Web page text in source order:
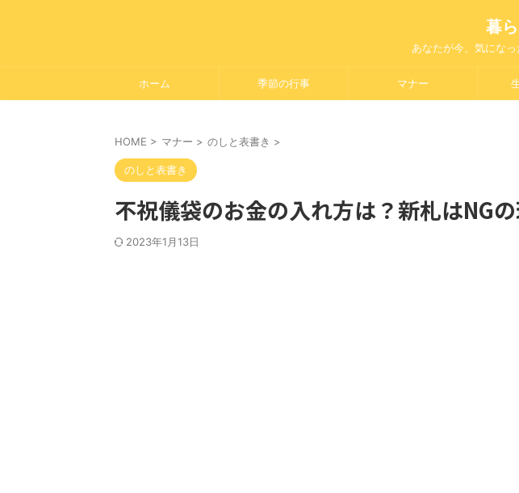
暮
あなたが今、気にな
ホーム 季節の行事 マナー
HOME > マナー > のしと表書き >
のしと表書き
不祝儀袋のお金の入れ方は？新札はNG
2023年1月13日